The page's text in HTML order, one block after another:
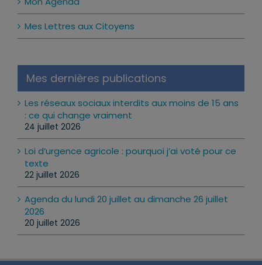
Mon Agenda
Mes Lettres aux Citoyens
Mes dernières publications
Les réseaux sociaux interdits aux moins de 15 ans
: ce qui change vraiment
24 juillet 2026
Loi d’urgence agricole : pourquoi j’ai voté pour ce
texte
22 juillet 2026
Agenda du lundi 20 juillet au dimanche 26 juillet
2026
20 juillet 2026